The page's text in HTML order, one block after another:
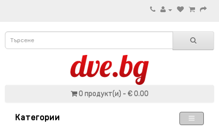
0 продукт(и) - € 0.00
Категории